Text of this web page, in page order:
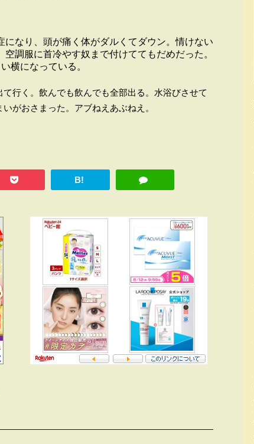
なり、頭が痛く体がダルくてダウン。情けない
調服に首冷やす奴まで付けててもだめだった。
横になっている。
行く。飲んでも飲んでも全部出る。水浴びさせて
がおさまった。アブねえあぶねえ。
B!